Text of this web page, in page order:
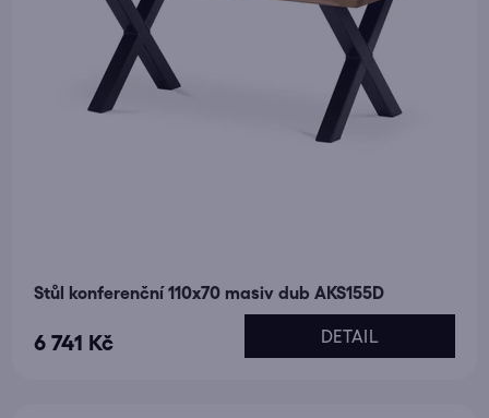
Stůl konferenční 110x70 masiv dub AKS155D
6 741 Kč DETAIL